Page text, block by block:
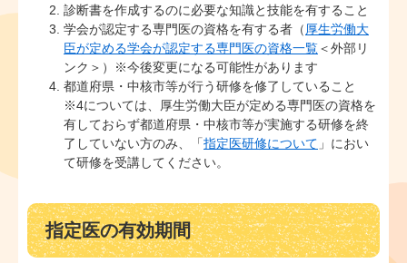
診断書を作成するのに必要な知識と技能を有すること
学会が認定する専門医の資格を有する者（厚生労働大
臣が定める学会が認定する専門医の資格一覧＜外部リ
ンク＞ ）※今後変更になる可能性があります
都道府県・中核市等が行う研修を修了していること
※4については、厚生労働大臣が定める専門医の資格を
有しておらず都道府県・中核市等が実施する研修を終
了していない方のみ、「指定医研修について 」におい
て研修を受講してください。
指定医の有効期間